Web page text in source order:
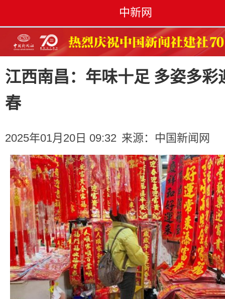
中新网
江西南昌：年味十足 多姿多彩
春
2025年01月20日 09:32 来源： 中国新闻网